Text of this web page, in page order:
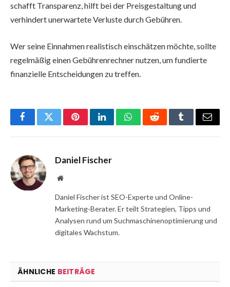
schafft Transparenz, hilft bei der Preisgestaltung und
verhindert unerwartete Verluste durch Gebühren.
Wer seine Einnahmen realistisch einschätzen möchte, sollte
regelmäßig einen Gebührenrechner nutzen, um fundierte
finanzielle Entscheidungen zu treffen.
FacebookTwitterPinterestLinkedInWhatsAppRedditTumblrEmail
Daniel Fischer
Website
Daniel Fischer ist SEO-Experte und Online-
Marketing-Berater. Er teilt Strategien, Tipps und
Analysen rund um Suchmaschinenoptimierung und
digitales Wachstum.
ÄHNLICHE BEITRÄGE